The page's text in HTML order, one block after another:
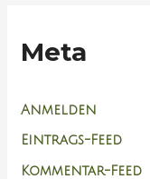
Meta
Anmelden
Eintrags-Feed
Kommentar-Feed